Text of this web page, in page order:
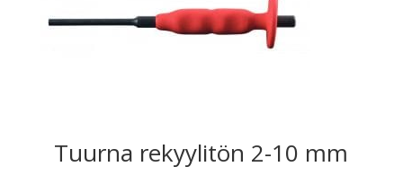
Tuurna rekyylitön 2-10 mm